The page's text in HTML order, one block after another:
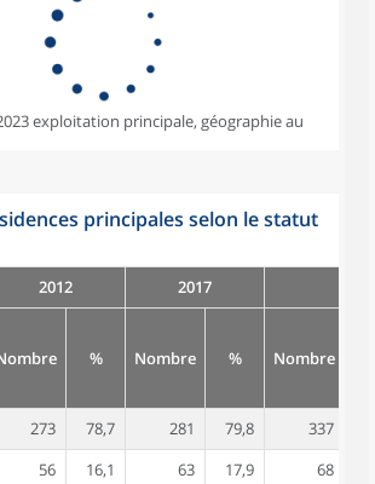
exploitation principale, géographie au
principales selon le statut
2012 2017
% Nombre % Nombre
273 78,7 281 79,8 337
56 16,1 63 17,9 68